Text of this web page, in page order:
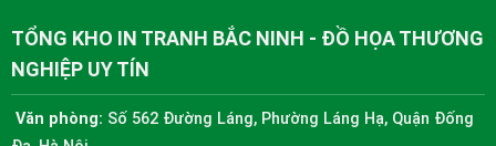
TỔNG KHO IN TRANH BẮC NINH - ĐỒ HỌA THƯƠNG
NGHIỆP UY TÍN
Văn phòng: Số 562 Đường Láng, Phường Láng Hạ, Quận Đống